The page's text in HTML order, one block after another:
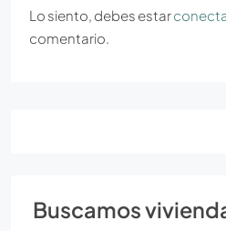
Lo siento, debes estar
comentario.
Buscamos